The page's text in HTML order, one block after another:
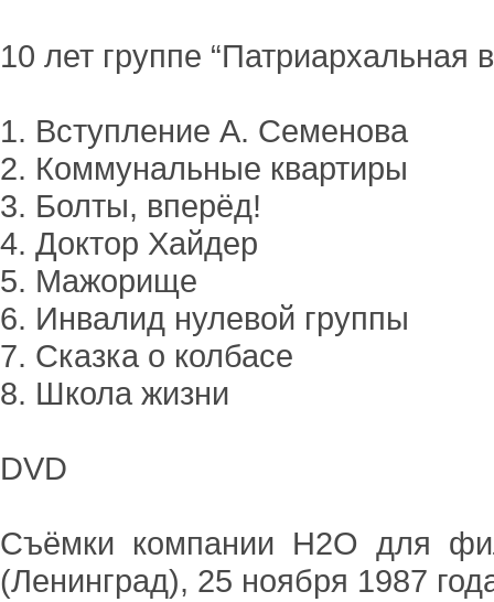
10 лет группе
1. Вступление А. Семенова
2. Коммунальные квартиры
3. Болты, вперёд!
4. Доктор Хайдер
5. Мажорище
6. Инвалид нулевой группы
7. Сказка о колбасе
8. Школа жизни
DVD
Съёмки компании H2O для
(Ленинград), 25 ноября 1987